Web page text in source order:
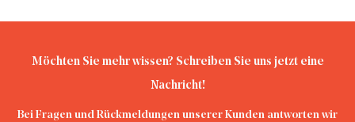
Möchten Sie mehr wissen? Schreiben Sie uns jetzt eine
Nachricht!
Bei Fragen und Rückmeldungen unserer Kunden antworten wir